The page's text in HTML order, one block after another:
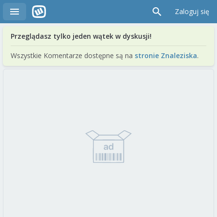
Zaloguj się
Przeglądasz tylko jeden wątek w dyskusji!
Wszystkie Komentarze dostępne są na stronie Znaleziska.